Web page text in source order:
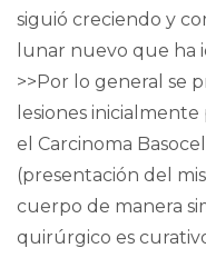
siguió creciendo y
lunar nuevo que ha
>>Por lo general se
lesiones
el Carcinoma
(presentación del
cuerpo de manera
quirúrgico es